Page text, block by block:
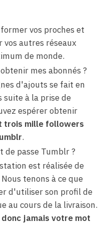
vos proches et
autres réseaux
de monde.
mes abonnés ?
d'ajouts se fait en
suite à la prise de
espérer obtenir
trois mille followers
.
de passe Tumblr ?
est réalisée de
tenons à ce que
d'utiliser son profil de
au cours de la livraison.
jamais votre mot